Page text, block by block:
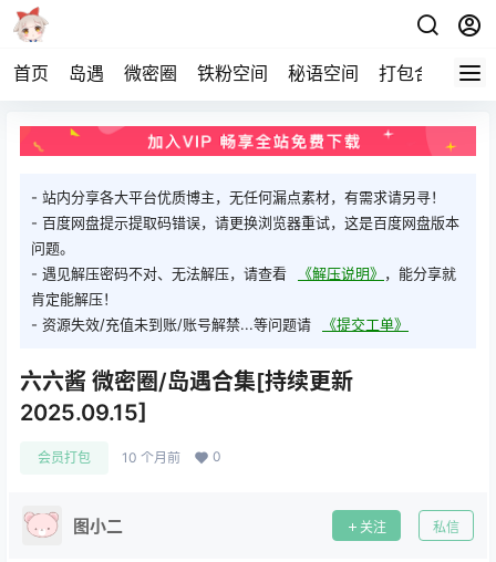
首页 岛遇 微密圈 铁粉空间 秘语空间 打包合集 关
- 站内分享各大平台优质博主，无任何漏点素材，有需求请另寻！
- 百度网盘提示提取码错误，请更换浏览器重试，这是百度网盘版本
问题。
- 遇见解压密码不对、无法解压，请查看
《解压说明》 ，能分享就
肯定能解压！
- 资源失效/充值未到账/账号解禁...等问题请
《提交工单》
六六酱 微密圈/岛遇合集[持续更新
2025.09.15]
会员打包 10 个月前 0
图小二 关注 私信